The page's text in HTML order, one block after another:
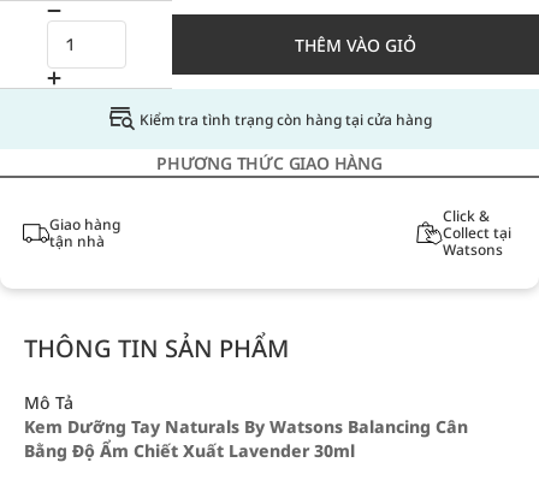
THÊM VÀO GIỎ
Kiểm tra tình trạng còn hàng tại cửa hàng
PHƯƠNG THỨC GIAO HÀNG
Giao hàng
tận nhà
Click &
Collect tại
Watsons
THÔNG TIN SẢN PHẨM
Mô Tả
Kem Dưỡng Tay Naturals By Watsons Balancing Cân
Bằng Độ Ẩm Chiết Xuất Lavender 30ml